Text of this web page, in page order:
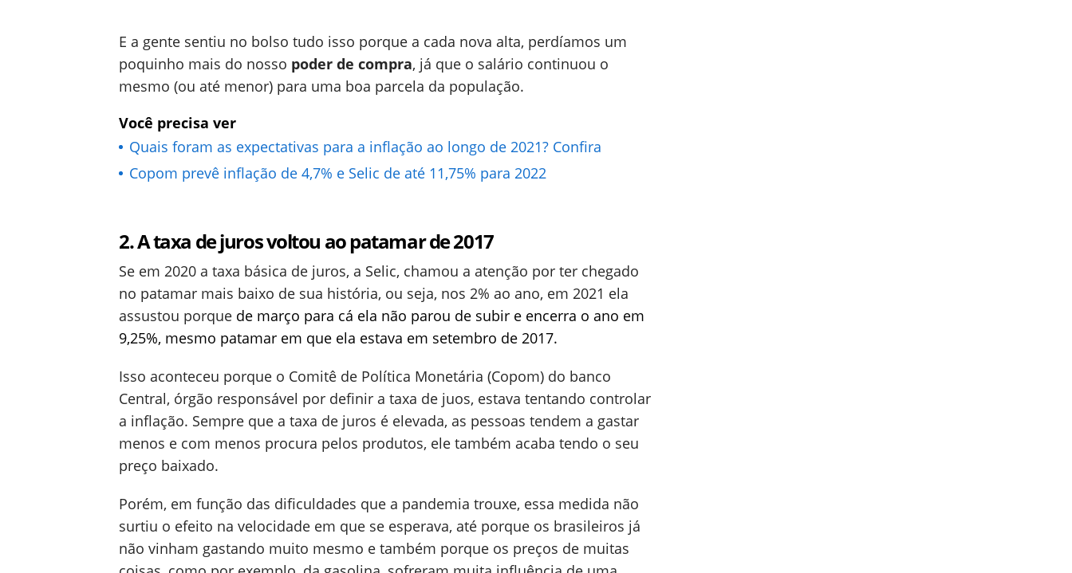
E a gente sentiu no bolso tudo isso porque a cada nova alta, perdíamos um
poquinho mais do nosso poder de compra, já que o salário continuou o
mesmo (ou até menor) para uma boa parcela da população.
Você precisa ver
Quais foram as expectativas para a inflação ao longo de 2021? Confira
Copom prevê inflação de 4,7% e Selic de até 11,75% para 2022
2. A taxa de juros voltou ao patamar de 2017
Se em 2020 a taxa básica de juros, a Selic, chamou a atenção por ter chegado
no patamar mais baixo de sua história, ou seja, nos 2% ao ano, em 2021 ela
assustou porque de março para cá ela não parou de subir e encerra o ano em
9,25%, mesmo patamar em que ela estava em setembro de 2017.
Isso aconteceu porque o Comitê de Política Monetária (Copom) do banco
Central, órgão responsável por definir a taxa de juos, estava tentando controlar
a inflação. Sempre que a taxa de juros é elevada, as pessoas tendem a gastar
menos e com menos procura pelos produtos, ele também acaba tendo o seu
preço baixado.
Porém, em função das dificuldades que a pandemia trouxe, essa medida não
surtiu o efeito na velocidade em que se esperava, até porque os brasileiros já
não vinham gastando muito mesmo e também porque os preços de muitas